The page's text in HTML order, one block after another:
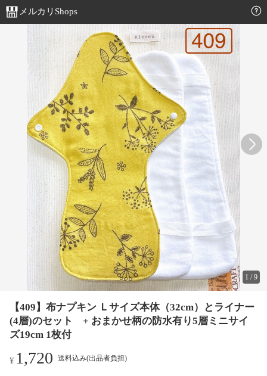
メルカリShops
1 /9
【409】布ナプキン Ｌサイズ本体（32cm）とライナー
(4層)のセット + おまかせ柄の防水有り5層ミニサイ
ズ19cm 1枚付
¥ 1,720 送料込み(出品者負担)